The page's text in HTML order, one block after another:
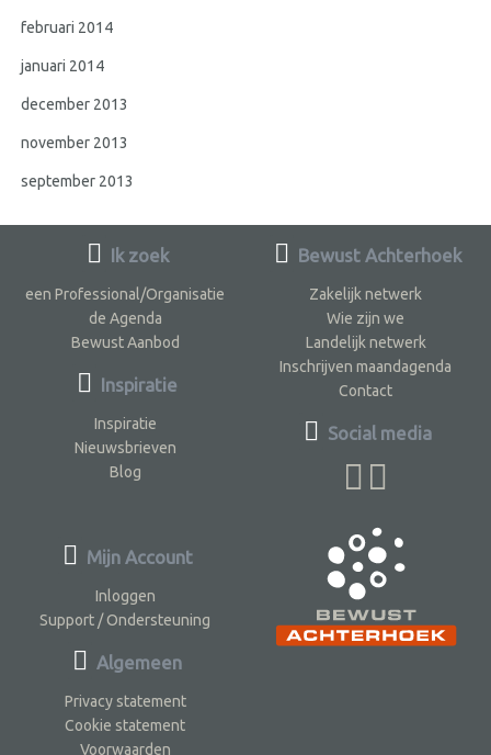
februari 2014
januari 2014
december 2013
november 2013
september 2013
Ik zoek
een Professional/Organisatie
de Agenda
Bewust Aanbod
Inspiratie
Inspiratie
Nieuwsbrieven
Blog
Bewust Achterhoek
Zakelijk netwerk
Wie zijn we
Landelijk netwerk
Inschrijven maandagenda
Contact
Social media
Mijn Account
Inloggen
Support / Ondersteuning
Algemeen
Privacy statement
Cookie statement
Voorwaarden